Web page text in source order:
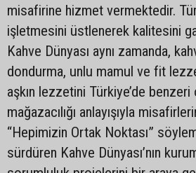
misafirine hizmet vermektedir.
işletmesini üstlenerek kalitesini
Kahve Dünyası aynı zamanda,
dondurma, unlu mamul ve fit
aşkın lezzetini Türkiye’de
mağazacılığı anlayışıyla
“Hepimizin Ortak Noktası”
sürdüren Kahve Dünyası’nın